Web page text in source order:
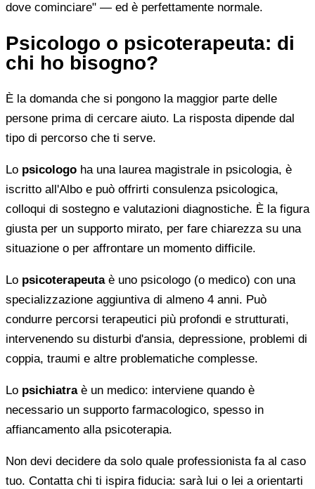
dove cominciare" — ed è perfettamente normale.
Psicologo o psicoterapeuta: di
chi ho bisogno?
È la domanda che si pongono la maggior parte delle
persone prima di cercare aiuto. La risposta dipende dal
tipo di percorso che ti serve.
Lo psicologo ha una laurea magistrale in psicologia, è
iscritto all'Albo e può offrirti consulenza psicologica,
colloqui di sostegno e valutazioni diagnostiche. È la figura
giusta per un supporto mirato, per fare chiarezza su una
situazione o per affrontare un momento difficile.
Lo psicoterapeutaè uno psicologo (o medico) con una
specializzazione aggiuntiva di almeno 4 anni. Può
condurre percorsi terapeutici più profondi e strutturati,
intervenendo su disturbi d'ansia, depressione, problemi di
coppia, traumi e altre problematiche complesse.
Lo psichiatraè un medico: interviene quando è
necessario un supporto farmacologico, spesso in
affiancamento alla psicoterapia.
Non devi decidere da solo quale professionista fa al caso
tuo. Contatta chi ti ispira fiducia: sarà lui o lei a orientarti